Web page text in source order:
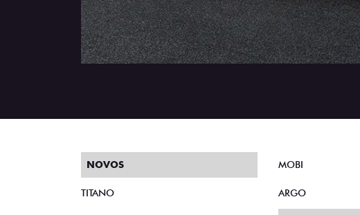
NOVOS
TITANO
MOBI
ARGO